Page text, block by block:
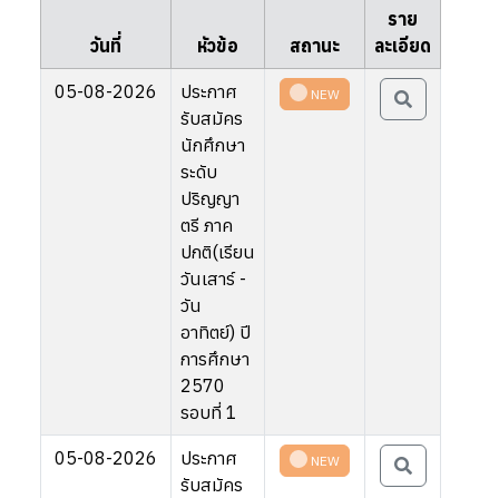
วันที่ หัวข้อ สถานะ
ราย
ละเอียด
05-08-2026
ประกาศ
รับสมัคร
นักศึกษา
ระดับ
ปริญญา
ตรี ภาค
ปกติ(เรียน
วันเสาร์ -
วัน
อาทิตย์) ปี
การศึกษา
2570
รอบที่ 1
NEW
05-08-2026
ประกาศ
รับสมัคร
NEW